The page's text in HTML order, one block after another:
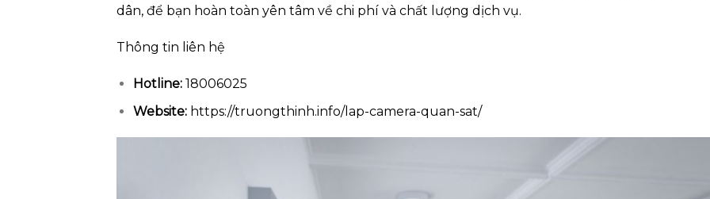
dân, để bạn hoàn toàn yên tâm về chi phí và chất lượng dịch vụ.
Thông tin liên hệ
Hotline:18006025
Website:https://truongthinh.info/lap-camera-quan-sat/